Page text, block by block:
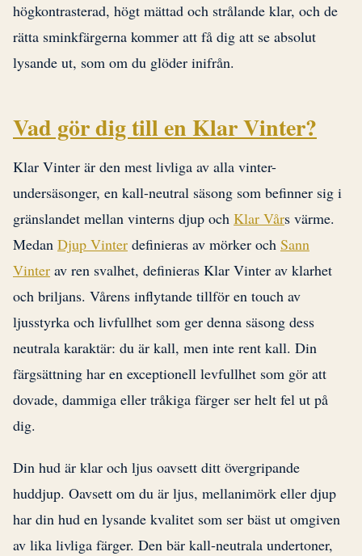
högkontrasterad, högt mättad och strålande klar, och de
rätta sminkfärgerna kommer att få dig att se absolut
lysande ut, som om du glöder inifrån.
Vad gör dig till en Klar Vinter?
Klar Vinter är den mest livliga av alla vinter-
undersäsonger, en kall-neutral säsong som befinner sig i
gränslandet mellan vinterns djup och Klar Vårs värme.
Medan Djup Vinter definieras av mörker och Sann
Vinter av ren svalhet, definieras Klar Vinter av klarhet
och briljans. Vårens inflytande tillför en touch av
ljusstyrka och livfullhet som ger denna säsong dess
neutrala karaktär: du är kall, men inte rent kall. Din
färgsättning har en exceptionell levfullhet som gör att
dovade, dammiga eller tråkiga färger ser helt fel ut på
dig.
Din hud är klar och ljus oavsett ditt övergripande
huddjup. Oavsett om du är ljus, mellanimörk eller djup
har din hud en lysande kvalitet som ser bäst ut omgiven
av lika livliga färger. Den bär kall-neutrala undertoner,